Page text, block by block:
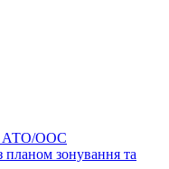
АТО/ООС
планом зонування та